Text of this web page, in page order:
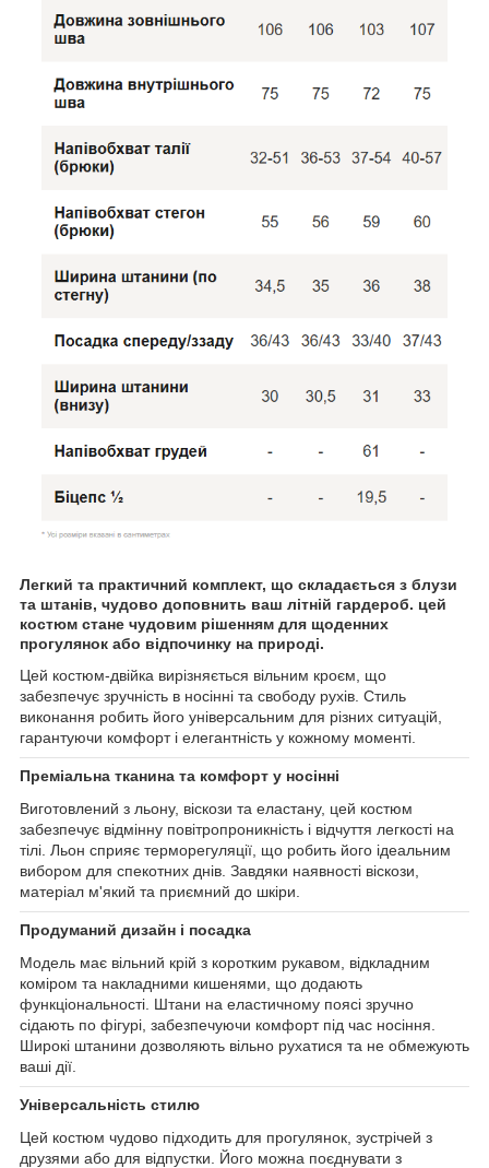
Легкий та практичний комплект, що складається з блузи
та штанів, чудово доповнить ваш літній гардероб. цей
костюм стане чудовим рішенням для щоденних
прогулянок або відпочинку на природі.
Цей костюм-двійка вирізняється вільним кроєм, що
забезпечує зручність в носінні та свободу рухів. Стиль
виконання робить його універсальним для різних ситуацій,
гарантуючи комфорт і елегантність у кожному моменті.
Преміальна тканина та комфорт у носінні
Виготовлений з льону, віскози та еластану, цей костюм
забезпечує відмінну повітропроникність і відчуття легкості на
тілі. Льон сприяє терморегуляції, що робить його ідеальним
вибором для спекотних днів. Завдяки наявності віскози,
матеріал м'який та приємний до шкіри.
Продуманий дизайн і посадка
Модель має вільний крій з коротким рукавом, відкладним
коміром та накладними кишенями, що додають
функціональності. Штани на еластичному поясі зручно
сідають по фігурі, забезпечуючи комфорт під час носіння.
Широкі штанини дозволяють вільно рухатися та не обмежують
ваші дії.
Універсальність стилю
Цей костюм чудово підходить для прогулянок, зустрічей з
друзями або для відпустки. Його можна поєднувати з